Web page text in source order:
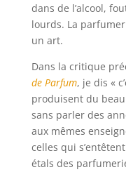
dans de l’alcool,
lourds. La
un art.
Dans la critique
de Parfum, je dis «
produisent du
sans parler des
aux mêmes
celles qui
étals des